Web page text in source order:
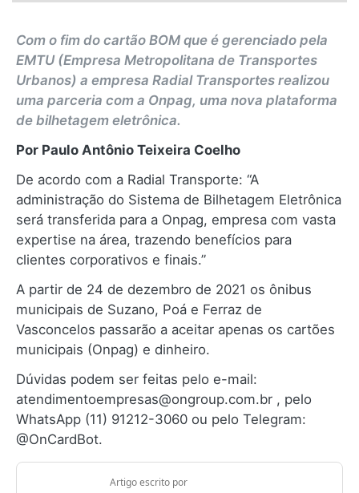
Com o fim do cartão BOM que é gerenciado pela
EMTU (Empresa Metropolitana de Transportes
Urbanos) a empresa Radial Transportes realizou
uma parceria com a Onpag, uma nova plataforma
de bilhetagem eletrônica.
Por Paulo Antônio Teixeira Coelho
De acordo com a Radial Transporte: “A
administração do Sistema de Bilhetagem Eletrônica
será transferida para a Onpag, empresa com vasta
expertise na área, trazendo benefícios para
clientes corporativos e finais.”
A partir de 24 de dezembro de 2021 os ônibus
municipais de Suzano, Poá e Ferraz de
Vasconcelos passarão a aceitar apenas os cartões
municipais (Onpag) e dinheiro.
Dúvidas podem ser feitas pelo e-mail:
atendimentoempresas@ongroup.com.br , pelo
WhatsApp (11) 91212-3060 ou pelo Telegram:
@OnCardBot.
Artigo escrito por